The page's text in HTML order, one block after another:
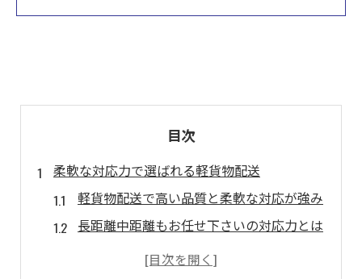
目次
柔軟な対応力で選ばれる軽貨物配送
軽貨物配送で高い品質と柔軟な対応が強み
長距離中距離もお任せ下さいの対応力とは
運送業で求められる柔軟な配送体制を解説